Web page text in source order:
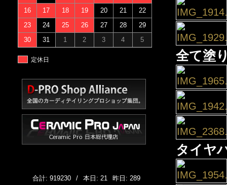
全て塗
タイヤ
16
17 18 19 20 21
22
23
24 25 26 27 28
29
30
31 1 2 3 4 5
定休日
合計: 919230 / 本日: 21 昨日: 289